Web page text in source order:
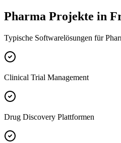
Pharma Projekte in
Typische Softwarelösungen für
Clinical Trial Management
Drug Discovery Plattformen